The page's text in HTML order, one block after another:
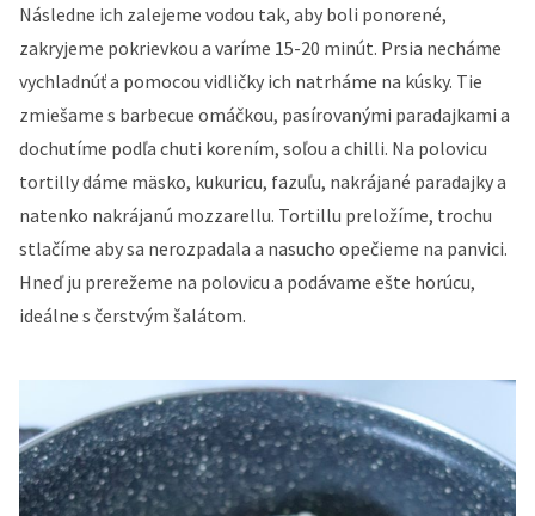
Následne ich zalejeme vodou tak, aby boli ponorené,
zakryjeme pokrievkou a varíme 15-20 minút. Prsia necháme
vychladnúť a pomocou vidličky ich natrháme na kúsky. Tie
zmiešame s barbecue omáčkou, pasírovanými paradajkami a
dochutíme podľa chuti korením, soľou a chilli. Na polovicu
tortilly dáme mäsko, kukuricu, fazuľu, nakrájané paradajky a
natenko nakrájanú mozzarellu. Tortillu preložíme, trochu
stlačíme aby sa nerozpadala a nasucho opečieme na panvici.
Hneď ju prerežeme na polovicu a podávame ešte horúcu,
ideálne s čerstvým šalátom.